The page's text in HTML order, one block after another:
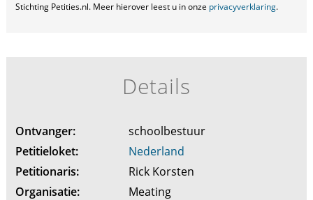
Stichting Petities.nl. Meer hierover leest u in onze privacyverklaring.
Details
Ontvanger:
schoolbestuur
Petitieloket:
Nederland
Petitionaris:
Rick Korsten
Organisatie:
Meating